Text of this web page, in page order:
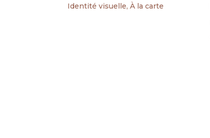
Identité visuelle,À la carte